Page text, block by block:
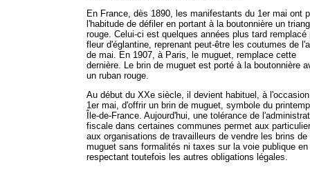
En France, dès 1890, les manifestants du 1er mai ont
l'habitude de défiler en portant à la boutonnière un
rouge. Celui-ci est quelques années plus tard remplacé
fleur d'églantine, reprenant peut-être les coutumes de
de mai. En 1907, à Paris, le muguet, remplace cette
dernière. Le brin de muguet est porté à la boutonnière
un ruban rouge.
Au début du XXe siècle, il devient habituel, à
1er mai, d'offrir un brin de muguet, symbole du
Île-de-France. Aujourd'hui, une tolérance de
fiscale dans certaines communes permet aux
aux organisations de travailleurs de vendre les brins de
muguet sans formalités ni taxes sur la voie publique en
respectant toutefois les autres obligations légales.